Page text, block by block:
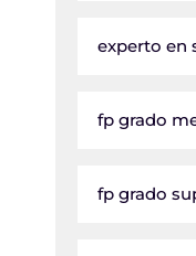
experto en
fp grado
fp grado